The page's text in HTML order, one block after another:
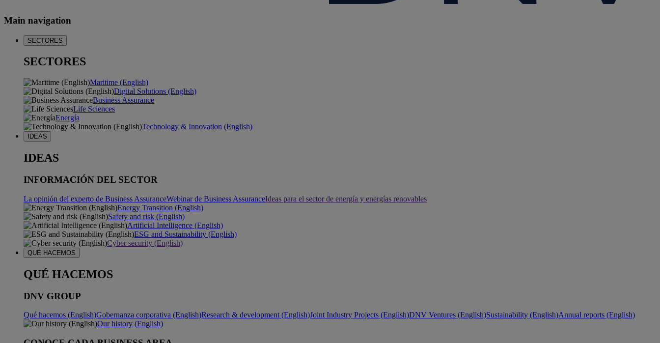
Main navigation
SECTORES
SECTORES
Maritime (English)
Digital Solutions (English)
Business Assurance
Life Sciences
Energía
Technology & Innovation (English)
IDEAS
IDEAS
INFORMACIÓN DEL SECTOR
La opinión del experto de Business AssuranceWebinar de Business AssuranceIdeas para el sector de energía y energías renovables
Energy Transition (English)
Safety and risk (English)
Artificial Intelligence (English)
ESG and Sustainability (English)
Cyber security (English)
QUÉ HACEMOS
QUÉ HACEMOS
DNV GROUP
Qué hacemos (English)Gobernanza corporativa (English)Research & development (English)Joint Industry Projects (English)DNV Ventures (English)Sustainability (English)Annual reports (English)
Our history (English)